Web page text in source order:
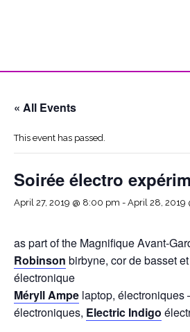
« All Events
This event has passed.
Soirée électro
April 27, 2019 @ 8:00 pm - April 28, 2019
as part of the Magnifique Avant-
Robinson birbyne, cor de basset
électronique
Méryll Ampe laptop, électroniques
électroniques, Electric Indigo